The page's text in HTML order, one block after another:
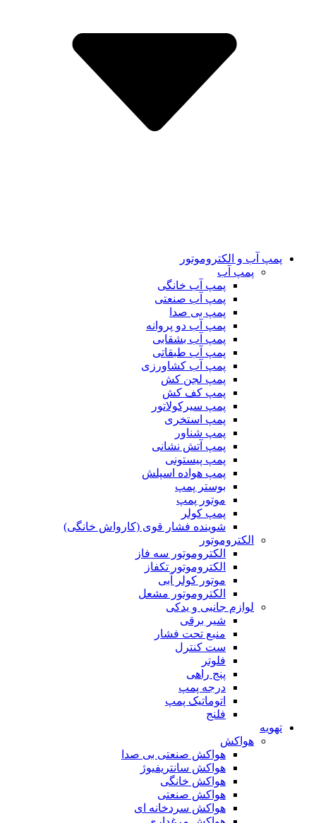
پمپ آب و الکتروموتور
پمپ آب
پمپ آب خانگی
پمپ آب صنعتی
پمپ بی صدا
پمپ آب دو پروانه
پمپ آب بشقابی
پمپ آب طبقاتی
پمپ آب کشاورزی
پمپ لجن کش
پمپ کف کش
پمپ سیرکولاتور
پمپ استخری
پمپ شناور
پمپ آتش نشانی
پمپ پیستونی
پمپ هواده اسپلش
بوستر پمپ
موتور پمپ
پمپ کولر
شوینده فشار قوی (کارواش خانگی)
الکتروموتور
الکتروموتور سه فاز
الکتروموتور تکفاز
موتور کولر آبی
الکتروموتور مشعل
لوازم جانبی و یدکی
شیر برقی
منبع تحت فشار
ست کنترل
فلوتر
پنج راهی
درجه پمپ
اتوماتیک پمپ
فلنج
تهویه
هواکش
هواکش صنعتی بی صدا
هواکش سانتریفیوژ
هواکش خانگی
هواکش صنعتی
هواکش سردخانه ای